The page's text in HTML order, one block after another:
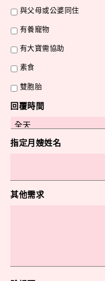
與父母或公婆同住
有養寵物
有大寶需協助
素食
雙胞胎
回覆時間
指定月嫂姓名
其他需求